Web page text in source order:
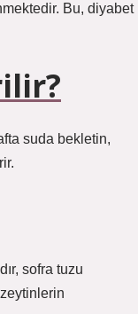
Bu, diyabet
suda bekletin,
sofra tuzu